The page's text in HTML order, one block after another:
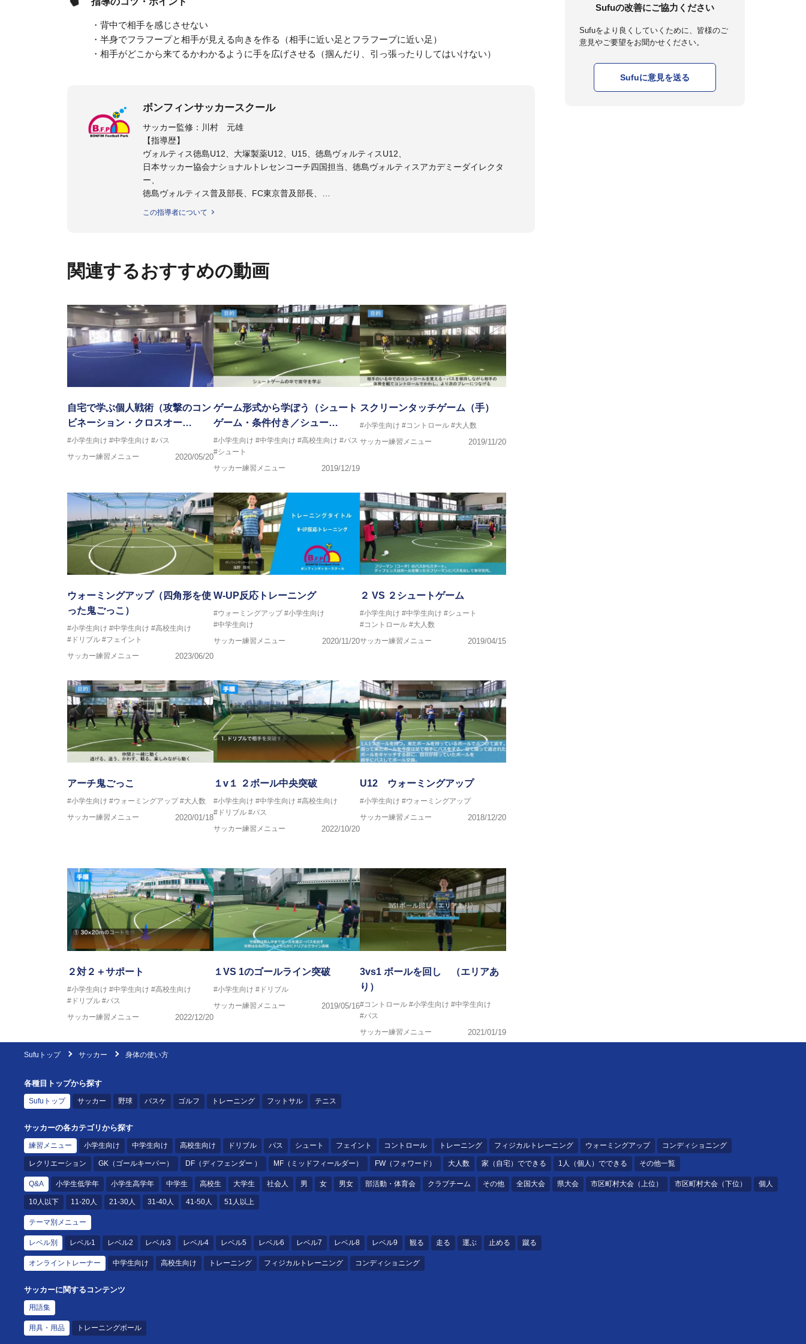
・背中で相手を感じさせない
・半身でフラフープと相手が見える向きを作る（相手に近い足とフラフープに近い足）
・相手がどこから来てるかわかるように手を広げさせる（掴んだり、引っ張ったりしてはいけない）
ボンフィンサッカースクール
サッカー監修：川村 元雄
【指導歴】
ヴォルティス徳島U12、大塚製薬U12、U15、徳島ヴォルティスU12、
日本サッカー協会ナショナルトレセンコーチ四国担当、徳島ヴォルティスアカデミーダイレクタ
ー、
徳島ヴォルティス普及部長、FC東京普及部長、
フットサル監修：小西 鉄平
日本サッカー協会フットサルインストラクター、AFC（アジアサッカー連盟）フットサルインスト
ラクター
【資格】
JFA公認A級コーチジェネラルライセンス・JFA公認フットサルB級コーチライセンス
ASV ペスカドーラ町田 監督、FC VIGORE 監督
【資格】
日本サッカー協会公認B級ライセンス・日本サッカー協会公認フットサルB級ライセンス
※全コーチボンフィンサッカースクール所属
この指導者について
関連するおすすめの動画
自宅で学ぶ個人戦術（攻撃のコン
ビネーション・クロスオー…
#小学生向け #中学生向け #パス
サッカー練習メニュー
2020/05/20
ゲーム形式から学ぼう（シュート
ゲーム・条件付き／シュー…
#小学生向け #中学生向け #高校生向け #パス
#シュート
サッカー練習メニュー
2019/12/19
スクリーンタッチゲーム（手）
#小学生向け #コントロール #大人数
サッカー練習メニュー
2019/11/20
ウォーミングアップ（四角形を使
った鬼ごっこ）
#小学生向け #中学生向け #高校生向け
#ドリブル #フェイント
サッカー練習メニュー
2023/06/20
W-UP反応トレーニング
#ウォーミングアップ #小学生向け
#中学生向け
サッカー練習メニュー
2020/11/20
２ VS ２シュートゲーム
#小学生向け #中学生向け #シュート
#コントロール #大人数
サッカー練習メニュー
2019/04/15
アーチ鬼ごっこ
#小学生向け #ウォーミングアップ #大人数
サッカー練習メニュー
2020/01/18
１v１ ２ボール中央突破
#小学生向け #中学生向け #高校生向け
#ドリブル #パス
サッカー練習メニュー
2022/10/20
U12 ウォーミングアップ
#小学生向け #ウォーミングアップ
サッカー練習メニュー
2018/12/20
２対２＋サポート
#小学生向け #中学生向け #高校生向け
#ドリブル #パス
サッカー練習メニュー
2022/12/20
１VS 1のゴールライン突破
#小学生向け #ドリブル
サッカー練習メニュー
2019/05/16
3vs1 ボールを回し （エリアあ
り）
#コントロール #小学生向け #中学生向け
#パス
サッカー練習メニュー
2021/01/19
Sufuの改善にご協力ください
Sufuをより良くしていくために、皆様のご
意見やご要望をお聞かせください。
Sufuに意見を送る
Sufuトップ サッカー 身体の使い方
各種目トップから探す
Sufuトップ サッカー 野球 バスケ ゴルフ トレーニング フットサル テニス
サッカーの各カテゴリから探す
練習メニュー 小学生向け 中学生向け 高校生向け ドリブル パス シュート フェイント コントロール トレーニング フィジカルトレーニング ウォーミングアップ コンディショニング
レクリエーション GK（ゴールキーパー） DF（ディフェンダー ） MF（ミッドフィールダー） FW（フォワード） 大人数 家（自宅）でできる 1人（個人）でできる その他一覧
Q&A 小学生低学年 小学生高学年 中学生 高校生 大学生 社会人 男 女 男女 部活動・体育会 クラブチーム その他 全国大会 県大会 市区町村大会（上位） 市区町村大会（下位） 個人
10人以下 11-20人 21-30人 31-40人 41-50人 51人以上
テーマ別メニュー
レベル別 レベル1 レベル2 レベル3 レベル4 レベル5 レベル6 レベル7 レベル8 レベル9 観る 走る 運ぶ 止める 蹴る
オンライントレーナー 中学生向け 高校生向け トレーニング フィジカルトレーニング コンディショニング
サッカーに関するコンテンツ
用語集
用具・用品 トレーニングボール